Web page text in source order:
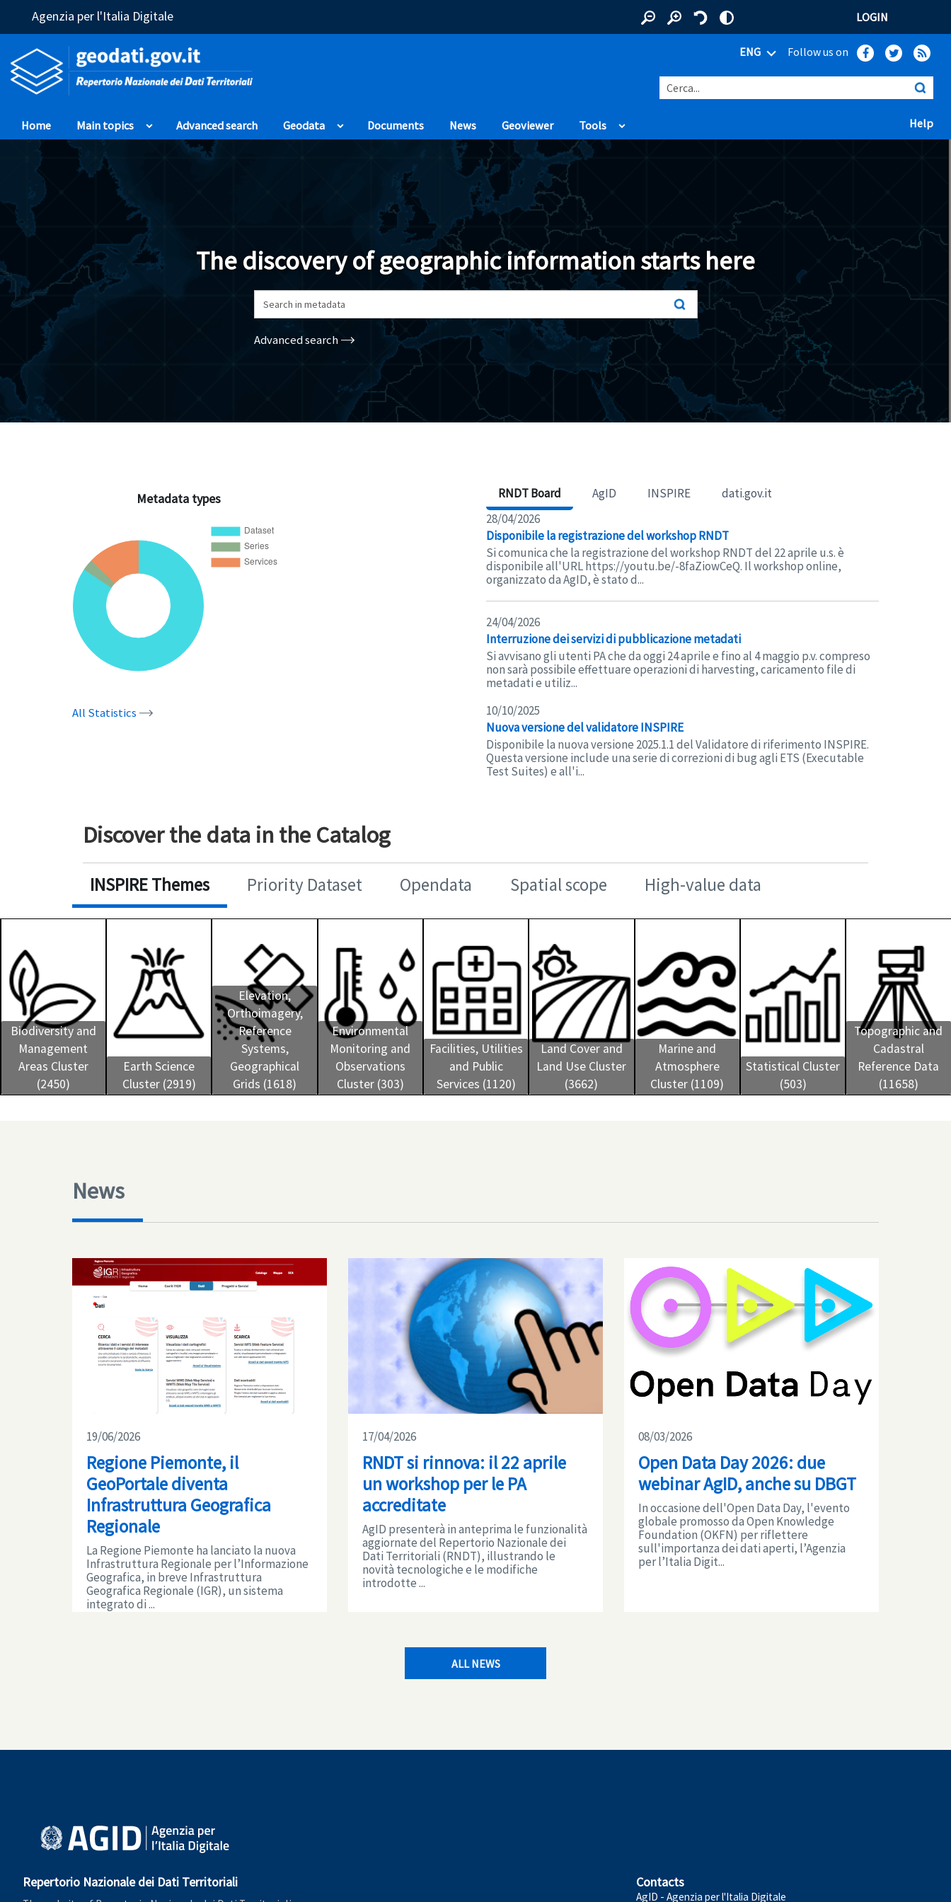
Agenzia per l'Italia Digitale(Opens in a new window) LOGIN
ENG Follow us on
Cerca...
Home Main topics Advanced search Geodata Documents News Geoviewer(Opens in a new window)
Tools Help
The discovery of geographic information starts here
Advanced search
All Statistics
RNDT Board AgID INSPIRE
dati.gov.it
28/04/2026
Disponibile la registrazione del workshop RNDT
Si comunica che la registrazione del workshop RNDT del 22 aprile u.s. è
disponibile all'URL https://youtu.be/-8faZiowCeQ. Il workshop online,
organizzato da AgID, è stato d...
24/04/2026
Interruzione dei servizi di pubblicazione metadati
Si avvisano gli utenti PA che da oggi 24 aprile e fino al 4 maggio p.v. compreso
non sarà possibile effettuare operazioni di harvesting, caricamento file di
metadati e utiliz...
10/10/2025
Nuova versione del validatore INSPIRE
Disponibile la nuova versione 2025.1.1 del Validatore di riferimento INSPIRE.
Questa versione include una serie di correzioni di bug agli ETS (Executable
Test Suites) e all'i...
Discover the data in the Catalog
INSPIRE Themes Priority Dataset Opendata Spatial scope High-value data
Biodiversity and
Management
Areas Cluster
(2450)
Earth Science
Cluster (2919)
Elevation,
Orthoimagery,
Reference
Systems,
Geographical
Grids (1618)
Environmental
Monitoring and
Observations
Cluster (303)
Facilities, Utilities
and Public
Services (1120)
Land Cover and
Land Use Cluster
(3662)
Marine and
Atmosphere
Cluster (1109)
Statistical Cluster
(503)
Topographic and
Cadastral
Reference Data
(11658)
News
19/06/2026
Regione Piemonte, il
GeoPortale diventa
Infrastruttura Geografica
Regionale
La Regione Piemonte ha lanciato la nuova
Infrastruttura Regionale per l’Informazione
Geografica, in breve Infrastruttura
Geografica Regionale (IGR), un sistema
integrato di ...
17/04/2026
RNDT si rinnova: il 22 aprile
un workshop per le PA
accreditate
AgID presenterà in anteprima le funzionalità
aggiornate del Repertorio Nazionale dei
Dati Territoriali (RNDT), illustrando le
novità tecnologiche e le modifiche
introdotte ...
08/03/2026
Open Data Day 2026: due
webinar AgID, anche su DBGT
In occasione dell'Open Data Day, l'evento
globale promosso da Open Knowledge
Foundation (OKFN) per riflettere
sull'importanza dei dati aperti, l’Agenzia
per l’Italia Digit...
ALL NEWS
Repertorio Nazionale dei Dati Territoriali Contacts
AgID - Agenzia per l'Italia Digitale